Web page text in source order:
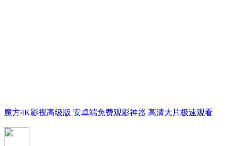
魔方4K影视高级版 安卓端免费观影神器 高清大片极速观看